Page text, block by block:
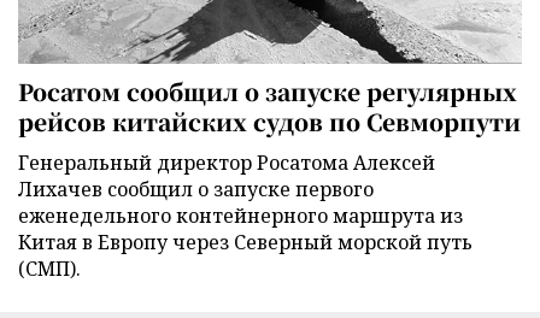
Росатом сообщил о запуске регулярных
рейсов китайских судов по Севморпути
Генеральный директор Росатома Алексей
Лихачев сообщил о запуске первого
еженедельного контейнерного маршрута из
Китая в Европу через Северный морской путь
(СМП).